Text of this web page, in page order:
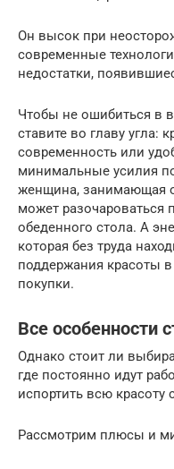
Он высок при
современные
недостатки,
Чтобы не ошибиться в
ставите во главу угла:
современность или
минимальные усилия
женщина, занимающая
может разочароваться
обеденного стола. А
которая без труда
поддержания красоты
покупки.
Все особенности
Однако стоит ли
где постоянно идут
испортить всю красоту
Рассмотрим плюсы и